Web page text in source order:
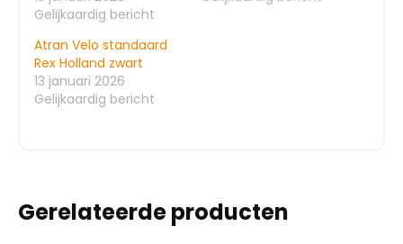
Gelijkaardig bericht
Atran Velo standaard
Rex Holland zwart
13 januari 2026
Gelijkaardig bericht
Gerelateerde producten